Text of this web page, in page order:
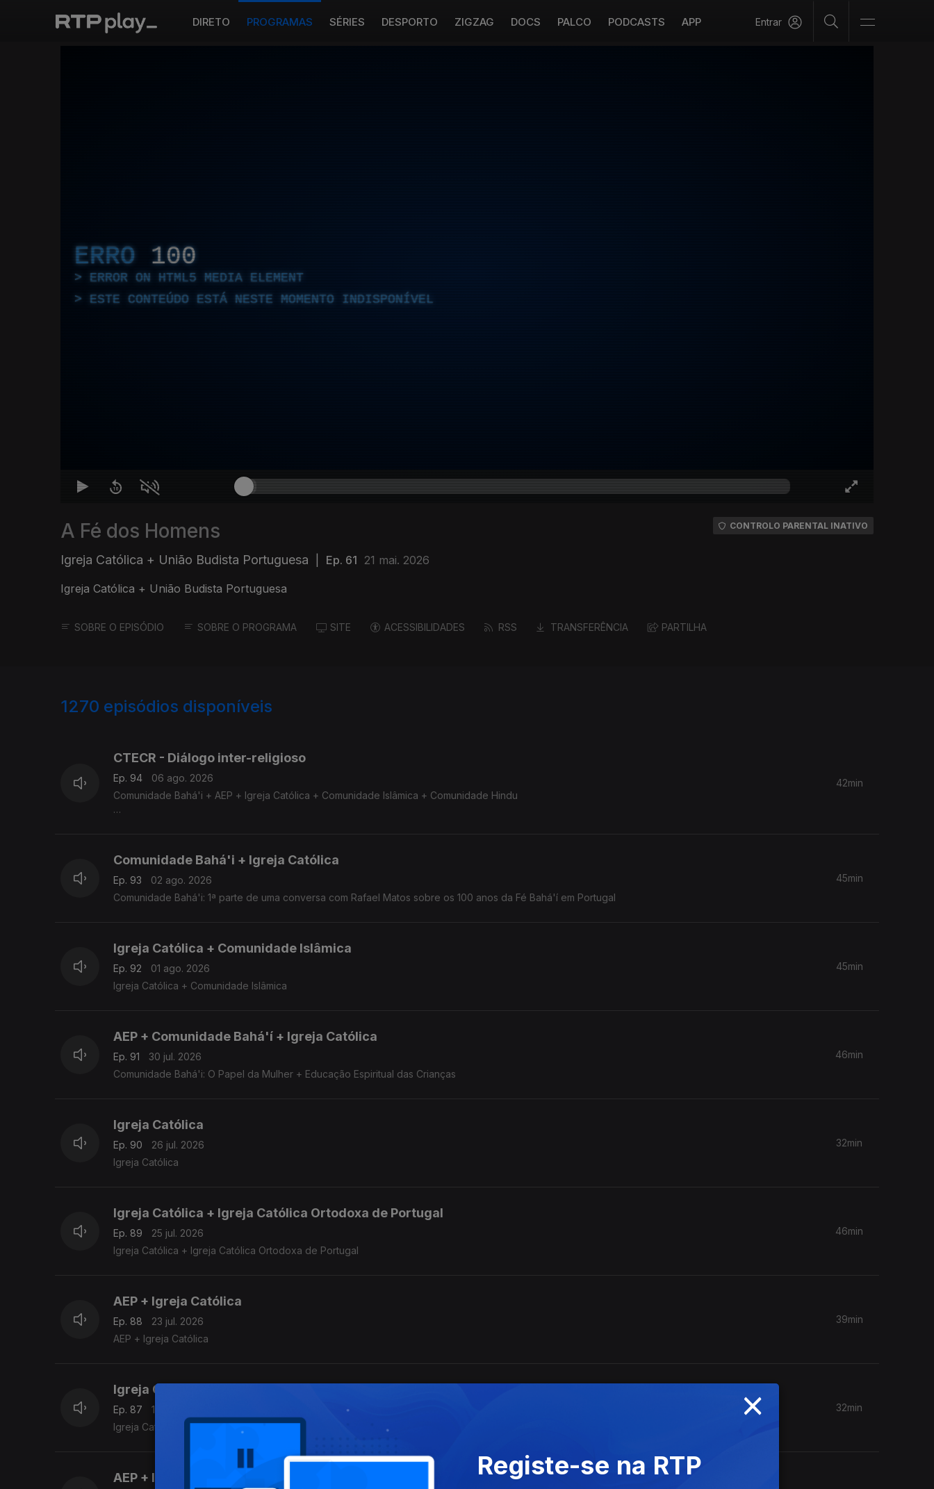
DIRETO PROGRAMAS SÉRIES DESPORTO ZIGZAG DOCS PALCO PODCASTS APP Entrar
ERRO 100
ERROR ON HTML5 MEDIA ELEMENT
ESTE CONTEÚDO ESTÁ NESTE MOMENTO INDISPONÍVEL
A Fé dos Homens
Igreja Católica + União Budista Portuguesa Ep. 61 21 mai. 2026
Igreja Católica + União Budista Portuguesa
CONTROLO PARENTAL INATIVO
SOBRE O EPISÓDIO SOBRE O PROGRAMA SITE ACESSIBILIDADES RSS TRANSFERÊNCIA PARTILHA
1270 episódios disponíveis
CTECR - Diálogo inter-religioso
Ep. 94
06 ago. 2026
Comunidade Bahá'i + AEP + Igreja Católica + Comunidade Islâmica + Comunidade Hindu
42min
Comunidade Bahá'i + Igreja Católica
Ep. 93
02 ago. 2026
Comunidade Bahá'i: 1ª parte de uma conversa com Rafael Matos sobre os 100 anos da Fé Bahá'í em Portugal
45min
Igreja Católica + Comunidade Islâmica
Ep. 92
01 ago. 2026
Igreja Católica + Comunidade Islâmica
45min
AEP + Comunidade Bahá'í + Igreja Católica
Ep. 91
30 jul. 2026
Comunidade Bahá'i: O Papel da Mulher + Educação Espiritual das Crianças
46min
Igreja Católica
Ep. 90
26 jul. 2026
Igreja Católica
32min
Igreja Católica + Igreja Católica Ortodoxa de Portugal
Ep. 89
25 jul. 2026
Igreja Católica + Igreja Católica Ortodoxa de Portugal
46min
AEP + Igreja Católica
Ep. 88
23 jul. 2026
AEP + Igreja Católica
39min
Igreja Católica
Ep. 87
19 jul. 2026
Igreja Católica
32min
AEP + Igreja Católica
×
Registe-se na RTP